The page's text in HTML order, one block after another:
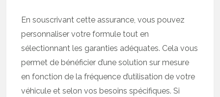
En souscrivant cette assurance, vous pouvez
personnaliser votre formule tout en
sélectionnant les garanties adéquates. Cela vous
permet de bénéficier d’une solution sur mesure
en fonction de la fréquence d’utilisation de votre
véhicule et selon vos besoins spécifiques. Si